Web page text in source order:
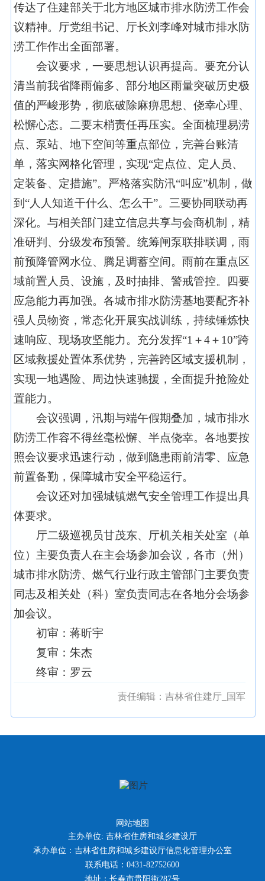
传达了住建部关于北方地区城市排水防涝工作会
议精神。厅党组书记、厅长刘李峰对城市排水防
涝工作作出全面部署。
会议要求，一要思想认识再提高。要充分认
清当前我省降雨偏多、部分地区雨量突破历史极
值的严峻形势，彻底破除麻痹思想、侥幸心理、
松懈心态。二要末梢责任再压实。全面梳理易涝
点、泵站、地下空间等重点部位，完善台账清
单，落实网格化管理，实现“定点位、定人员、
定装备、定措施”。严格落实防汛“叫应”机制，做
到“人人知道干什么、怎么干”。三要协同联动再
深化。与相关部门建立信息共享与会商机制，精
准研判、分级发布预警。统筹闸泵联排联调，雨
前预降管网水位、腾足调蓄空间。雨前在重点区
域前置人员、设施，及时抽排、警戒管控。四要
应急能力再加强。各城市排水防涝基地要配齐补
强人员物资，常态化开展实战训练，持续锤炼快
速响应、现场攻坚能力。充分发挥“1＋4＋10”跨
区域救援处置体系优势，完善跨区域支援机制，
实现一地遇险、周边快速驰援，全面提升抢险处
置能力。
会议强调，汛期与端午假期叠加，城市排水
防涝工作容不得丝毫松懈、半点侥幸。各地要按
照会议要求迅速行动，做到隐患雨前清零、应急
前置备勤，保障城市安全平稳运行。
会议还对加强城镇燃气安全管理工作提出具
体要求。
厅二级巡视员甘茂东、厅机关相关处室（单
位）主要负责人在主会场参加会议，各市（州）
城市排水防涝、燃气行业行政主管部门主要负责
同志及相关处（科）室负责同志在各地分会场参
加会议。
初审：蒋昕宇
复审：朱杰
终审：罗云
责任编辑：吉林省住建厅_国军
网站地图
主办单位: 吉林省住房和城乡建设厅
承办单位：吉林省住房和城乡建设厅信息化管理办公室
联系电话：0431-82752600
地址：长春市贵阳街287号